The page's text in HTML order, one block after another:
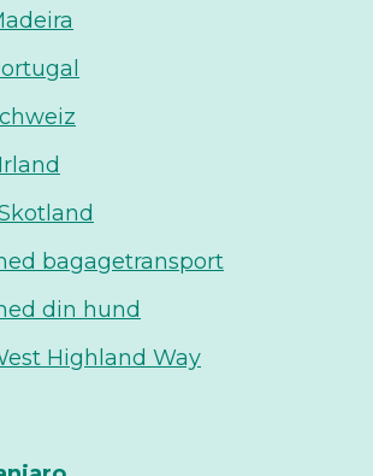
bagagetransport
din hund
Highland Way